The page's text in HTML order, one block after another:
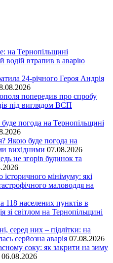
на Тернопільщині
водій втрапив в аварію
24-річного Героя Андрія
попередив про спробу
під виглядом ВСП
погода на Тернопільщині
Якою буде погода на
вихідними 07.08.2026
не згорів будинок та
історичного мінімуму: які
маловоддя на
118 населених пунктів в
зі світлом на Тернопільщині
серед них – підлітки: на
серйозна аварія 07.08.2026
соку: як закрити на зиму
06.08.2026